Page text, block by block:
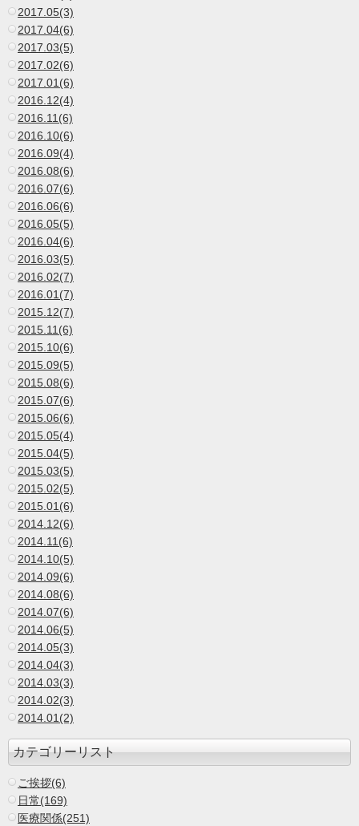
2017.05(3)
2017.04(6)
2017.03(5)
2017.02(6)
2017.01(6)
2016.12(4)
2016.11(6)
2016.10(6)
2016.09(4)
2016.08(6)
2016.07(6)
2016.06(6)
2016.05(5)
2016.04(6)
2016.03(5)
2016.02(7)
2016.01(7)
2015.12(7)
2015.11(6)
2015.10(6)
2015.09(5)
2015.08(6)
2015.07(6)
2015.06(6)
2015.05(4)
2015.04(5)
2015.03(5)
2015.02(5)
2015.01(6)
2014.12(6)
2014.11(6)
2014.10(5)
2014.09(6)
2014.08(6)
2014.07(6)
2014.06(5)
2014.05(3)
2014.04(3)
2014.03(3)
2014.02(3)
2014.01(2)
カテゴリーリスト
ご挨拶(6)
日常(169)
医療関係(251)